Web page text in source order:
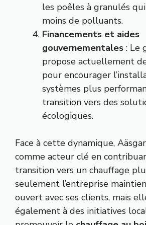
les poêles à granulés
moins de polluants.
Financements et aides
gouvernementales : Le
propose actuellement
pour encourager
systèmes plus
transition vers des
écologiques.
Face à cette dynamique,
comme acteur clé en
transition vers un chauffage
seulement l’entreprise
ouvert avec ses clients, mais
également à des initiatives